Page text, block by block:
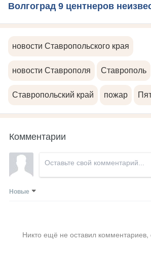
Волгоград 9 центнеров
новости Ставропольского края
новости Ставрополя Ставрополь
Ставропольский край пожар
Комментарии
Новые
Никто ещё не оставил комментариев,